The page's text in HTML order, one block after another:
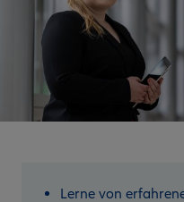
Lerne von